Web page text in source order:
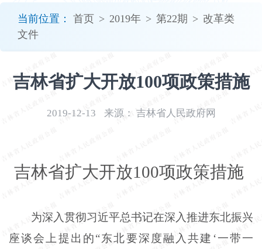
当前位置： 首页 > 2019年 > 第22期 > 改革类
文件
吉林省扩大开放100项政策措施
2019-12-13 来源： 吉林省人民政府网
吉林省扩大开放100项政策措施
为深入贯彻习近平总书记在深入推进东北振兴
座谈会上提出的“东北要深度融入共建‘一带一
加